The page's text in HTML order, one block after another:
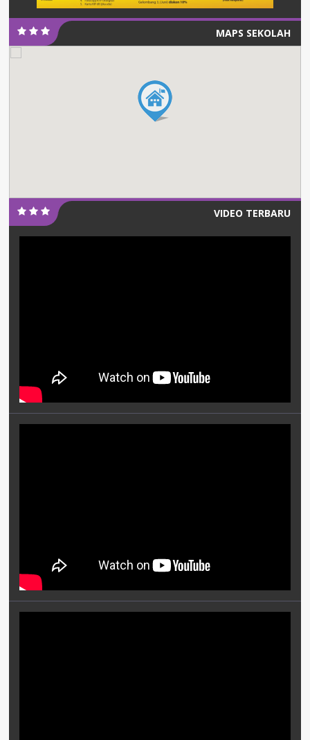
MAPS SEKOLAH
VIDEO TERBARU